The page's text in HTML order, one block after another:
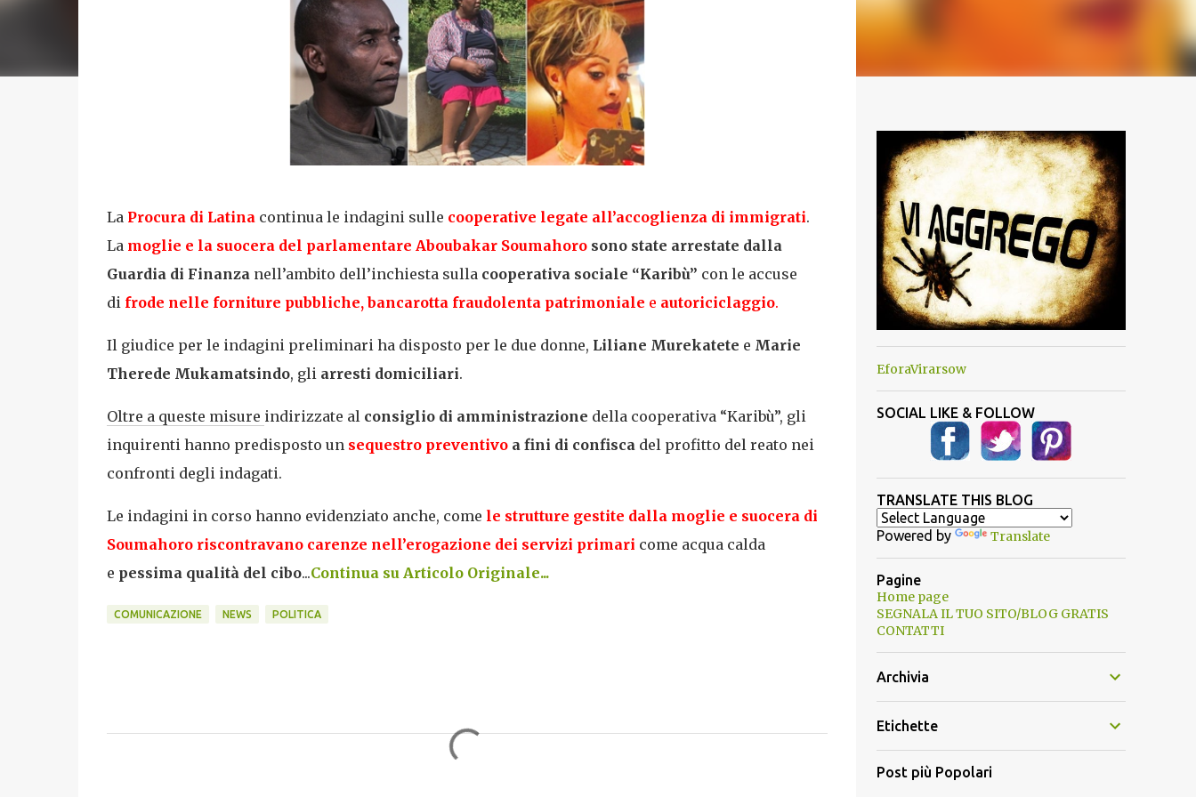
La Procura di Latina continua le indagini sulle cooperative legate all’accoglienza di immigrati.
La moglie e la suocera del parlamentare Aboubakar Soumahoro sono state arrestate dalla
Guardia di Finanza nell’ambito dell’inchiesta sulla cooperativa sociale “Karibù” con le accuse
di frode nelle forniture pubbliche, bancarotta fraudolenta patrimoniale e autoriciclaggio.
Il giudice per le indagini preliminari ha disposto per le due donne, Liliane Murekatete e Marie
Therede Mukamatsindo, gli arresti domiciliari.
Oltre a queste misure indirizzate al consiglio di amministrazione della cooperativa “Karibù”, gli
inquirenti hanno predisposto un sequestro preventivo a fini di confisca del profitto del reato nei
confronti degli indagati.
Le indagini in corso hanno evidenziato anche, come le strutture gestite dalla moglie e suocera di
Soumahoro riscontravano carenze nell’erogazione dei servizi primari come acqua calda
e pessima qualità del cibo...Continua su Articolo Originale...
COMUNICAZIONE NEWS POLITICA
EforaVirarsow
SOCIAL LIKE & FOLLOW
TRANSLATE THIS BLOG
Powered by Translate
Pagine
Home page
SEGNALA IL TUO SITO/BLOG GRATIS
CONTATTI
Archivia
Etichette
Post più Popolari